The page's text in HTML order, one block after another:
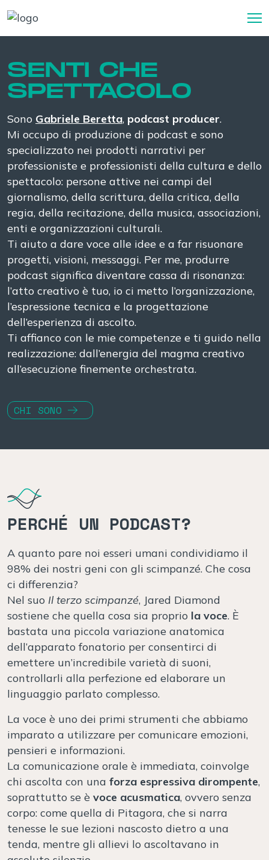
SENTI CHE
SPETTACOLO
Sono Gabriele Beretta, podcast producer.
Mi occupo di produzione di podcast e sono
specializzato nei prodotti narrativi per
professioniste e professionisti della cultura e dello
spettacolo: persone attive nei campi del
giornalismo, della scrittura, della critica, della
regia, della recitazione, della musica, associazioni,
enti e organizzazioni culturali.
Ti aiuto a dare voce alle idee e a far risuonare
progetti, visioni, messaggi. Per me, produrre
podcast significa diventare cassa di risonanza:
l’atto creativo è tuo, io ci metto l’organizzazione,
l’espressione tecnica e la progettazione
dell’esperienza di ascolto.
Ti affianco con le mie competenze e ti guido nella
realizzazione: dall’energia del magma creativo
all’esecuzione finemente orchestrata.
CHI SONO
PERCHÉ UN PODCAST?
A quanto pare noi esseri umani condividiamo il
98% dei nostri geni con gli scimpanzé. Che cosa
ci differenzia?
Nel suo Il terzo scimpanzé, Jared Diamond
sostiene che quella cosa sia proprio la voce. È
bastata una piccola variazione anatomica
dell’apparato fonatorio per consentirci di
emettere un’incredibile varietà di suoni,
controllarli alla perfezione ed elaborare un
linguaggio parlato complesso.
La voce è uno dei primi strumenti che abbiamo
imparato a utilizzare per comunicare emozioni,
pensieri e informazioni.
La comunicazione orale è immediata, coinvolge
chi ascolta con una forza espressiva dirompente,
soprattutto se è voce acusmatica, ovvero senza
corpo: come quella di Pitagora, che si narra
tenesse le sue lezioni nascosto dietro a una
tenda, mentre gli allievi lo ascoltavano in